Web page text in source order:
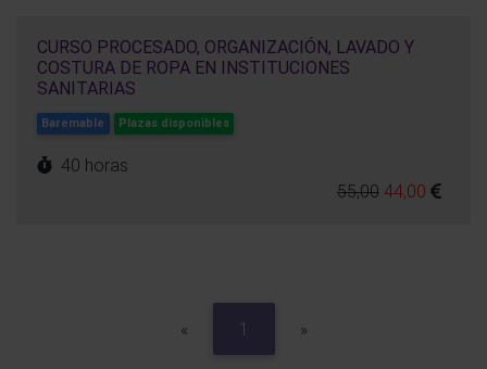
CURSO PROCESADO, ORGANIZACIÓN, LAVADO Y
COSTURA DE ROPA EN INSTITUCIONES
SANITARIAS
Baremable Plazas disponibles
40 horas
55,00 44,00
«Previous1 »Next